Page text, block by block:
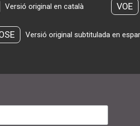
Versió original en català VOE
Versió original subtitulada en